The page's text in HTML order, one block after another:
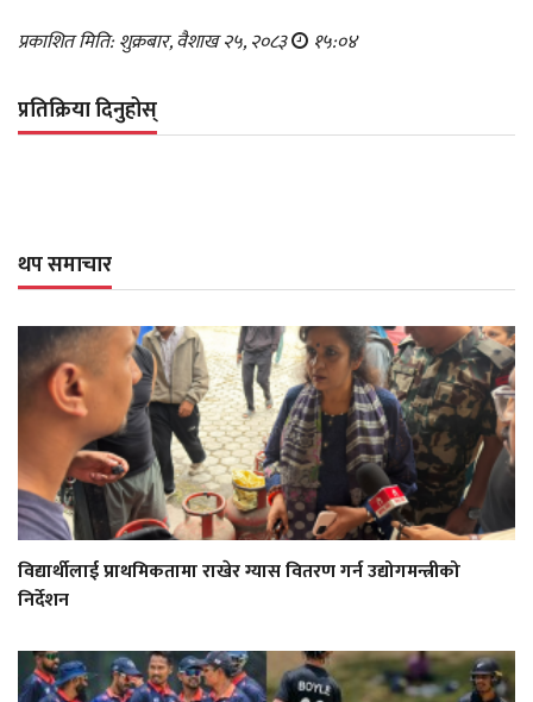
प्रकाशित मिति: शुक्रबार, वैशाख २५, २०८३ १५:०४
प्रतिक्रिया दिनुहोस्
थप समाचार
विद्यार्थीलाई प्राथमिकतामा राखेर ग्यास वितरण गर्न उद्योगमन्त्रीको
निर्देशन